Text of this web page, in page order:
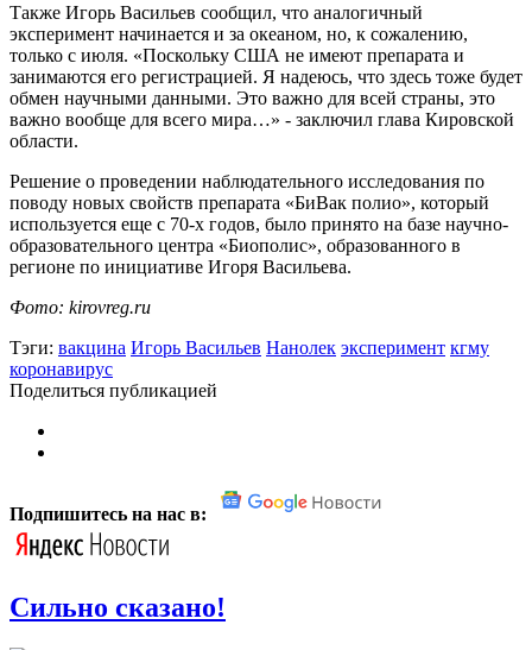
Также Игорь Васильев сообщил, что аналогичный
эксперимент начинается и за океаном, но, к сожалению,
только с июля. «Поскольку США не имеют препарата и
занимаются его регистрацией. Я надеюсь, что здесь тоже будет
обмен научными данными. Это важно для всей страны, это
важно вообще для всего мира…» - заключил глава Кировской
области.
Решение о проведении наблюдательного исследования по
поводу новых свойств препарата «БиВак полио», который
используется еще с 70-х годов, было принято на базе научно-
образовательного центра «Биополис», образованного в
регионе по инициативе Игоря Васильева.
Фото: kirovreg.ru
Тэги: вакцина Игорь Васильев Нанолек эксперимент кгму
коронавирус
Поделиться публикацией
Подпишитесь на нас в:
Сильно сказано!